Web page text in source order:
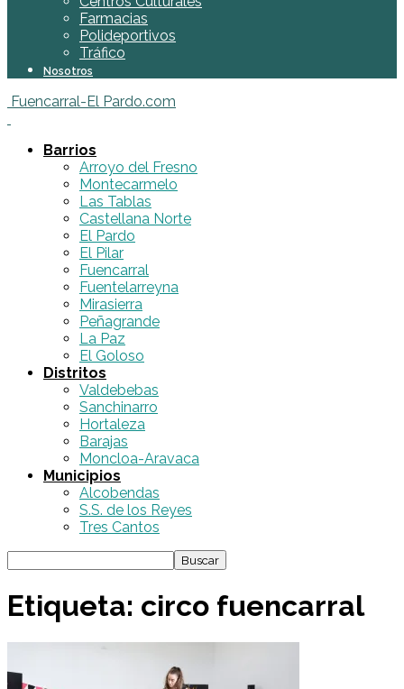
Farmacias
Polideportivos
Tráfico
Nosotros
Fuencarral-El Pardo.com
Barrios
Arroyo del Fresno
Montecarmelo
Las Tablas
Castellana Norte
El Pardo
El Pilar
Fuencarral
Fuentelarreyna
Mirasierra
Peñagrande
La Paz
El Goloso
Distritos
Valdebebas
Sanchinarro
Hortaleza
Barajas
Moncloa-Aravaca
Municipios
Alcobendas
S.S. de los Reyes
Tres Cantos
Etiqueta: circo fuencarral